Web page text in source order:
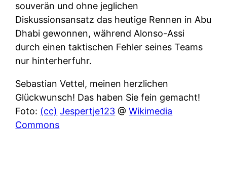
souverän und ohne jeglichen
Diskussionsansatz das heutige Rennen in Abu
Dhabi gewonnen, während Alonso-Assi
durch einen taktischen Fehler seines Teams
nur hinterherfuhr.
Sebastian Vettel, meinen herzlichen
Glückwunsch! Das haben Sie fein gemacht!
Foto: (cc) Jespertje123 @Wikimedia
Commons